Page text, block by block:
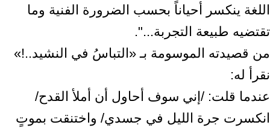
اللغة ينكسر أحياناً بحسب الضرورة الفنية وما
تقتضيه طبيعة التجربة...".
من قصيدته الموسومة بـ «التباسُ في النشيد..!»
نقرأ له:
عندما قلت: /إني سوف أحاول أن أملأ القدح/
انكسرت جرة الليل في جسدي/ واختنقت بموتٍ